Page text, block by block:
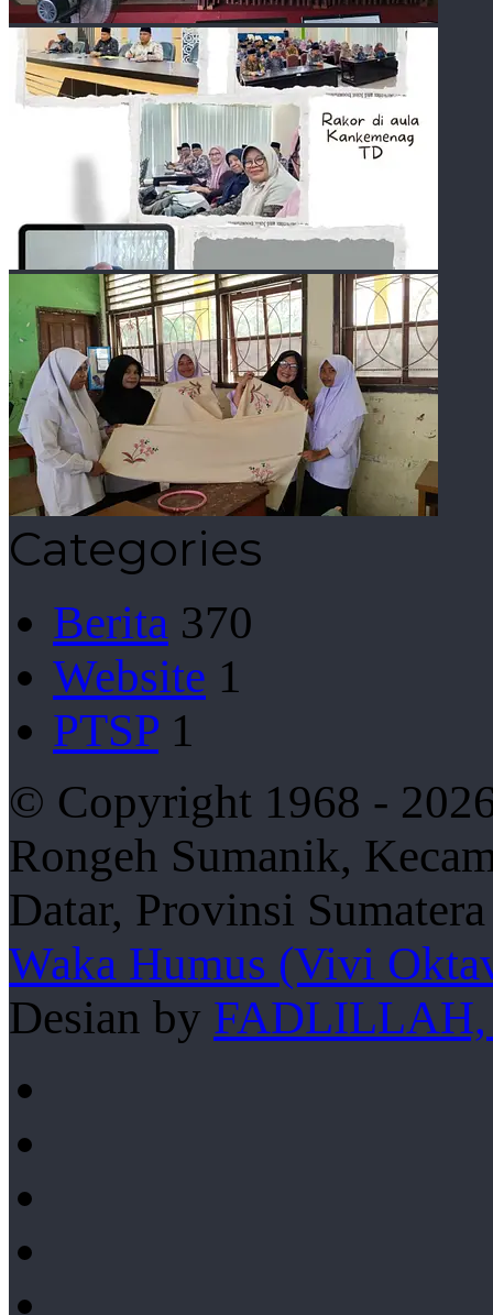
Categories
Berita 370
Website 1
PTSP 1
© Copyright 1968 -
Rongeh Sumanik,
Datar, Provinsi
Waka Humus (Vivi
Desian by